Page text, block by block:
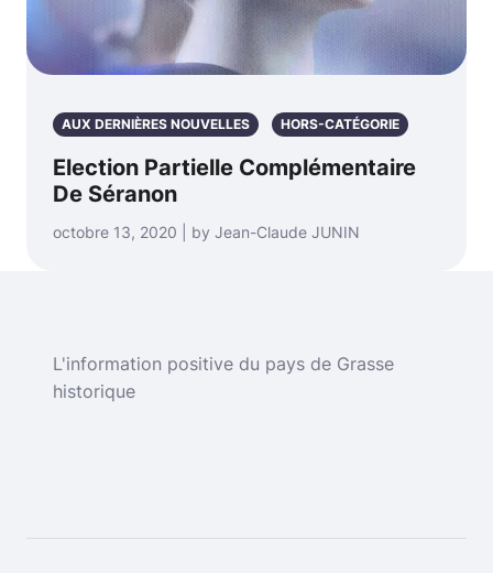
AUX DERNIÈRES NOUVELLES HORS-CATÉGORIE
Election Partielle Complémentaire
De Séranon
octobre 13, 2020 | by Jean-Claude JUNIN
L'information positive du pays de Grasse
historique